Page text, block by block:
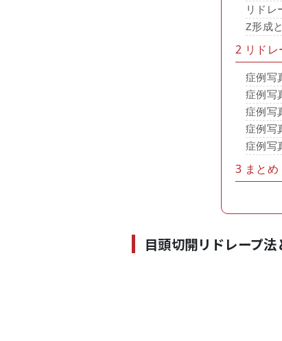
リドレ
Z形成
2 リド
症例
症例
症例
症例
症例
3 まとめ
目頭切開リドレープ法